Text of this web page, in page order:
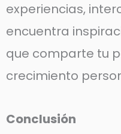
experiencias,
encuentra
que comparte tu
crecimiento
Conclusión